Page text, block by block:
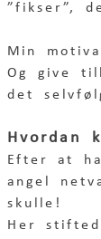
”fikser”,
Min
Og give
det
Hvordan
Efter at
angel
skulle!
Her